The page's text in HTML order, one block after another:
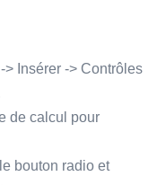
Insérer -> Contrôles
de calcul pour
bouton radio et